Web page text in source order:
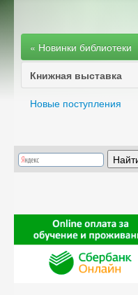
« Новинки библиотеки
Книжная выставка
Новые поступления